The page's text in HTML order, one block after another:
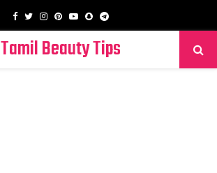
Facebook
TwitterInstagram
PinterestYoutube
SnapchatTelegram
Tamil Beauty Tips